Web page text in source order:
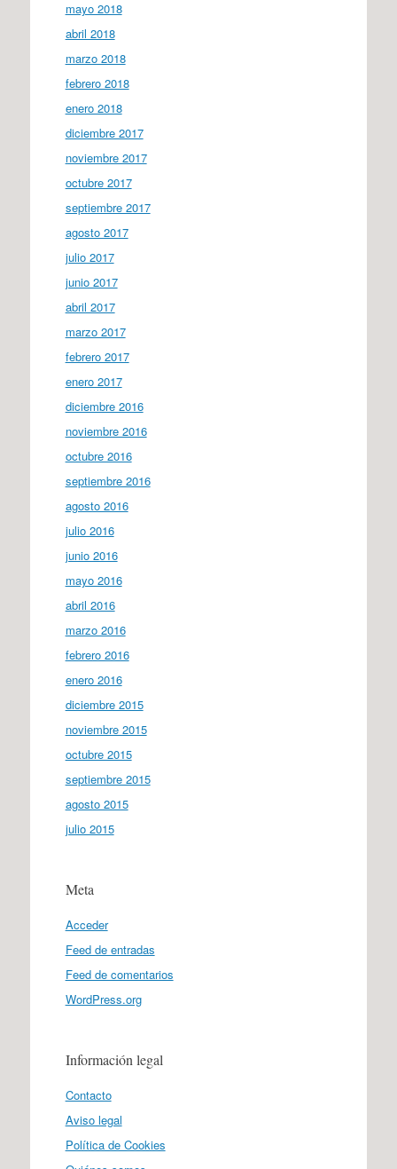
mayo 2018
abril 2018
marzo 2018
febrero 2018
enero 2018
diciembre 2017
noviembre 2017
octubre 2017
septiembre 2017
agosto 2017
julio 2017
junio 2017
abril 2017
marzo 2017
febrero 2017
enero 2017
diciembre 2016
noviembre 2016
octubre 2016
septiembre 2016
agosto 2016
julio 2016
junio 2016
mayo 2016
abril 2016
marzo 2016
febrero 2016
enero 2016
diciembre 2015
noviembre 2015
octubre 2015
septiembre 2015
agosto 2015
julio 2015
Meta
Acceder
Feed de entradas
Feed de comentarios
WordPress.org
Información legal
Contacto
Aviso legal
Política de Cookies